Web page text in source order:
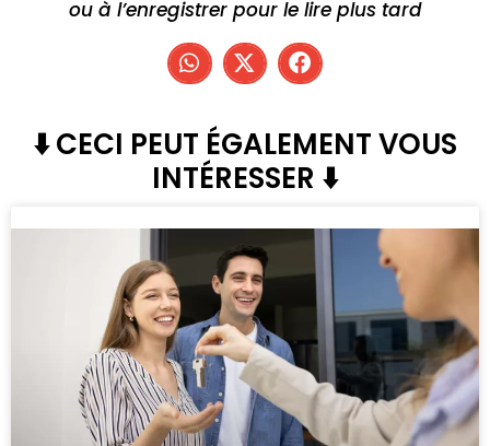
ou à l’enregistrer pour le lire plus tard
⬇️ CECI PEUT ÉGALEMENT VOUS
INTÉRESSER ⬇️